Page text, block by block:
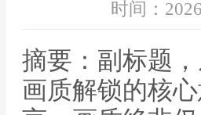
时间：
摘要：副标题
画质解锁的核